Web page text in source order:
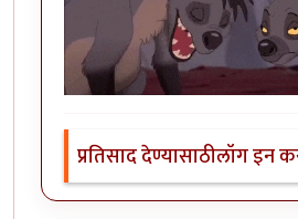
प्रतिसाद देण्यासाठीलॉग इन